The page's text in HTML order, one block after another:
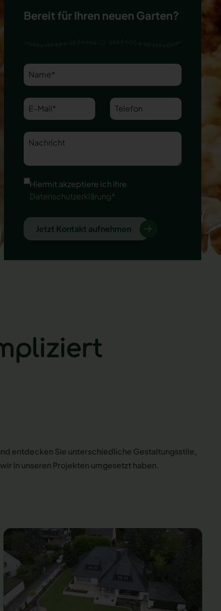
Bereit für Ihren neuen Garten?
Hiermit akzeptiere ich Ihre
Datenschutzerklärung*
Jetzt Kontakt aufnehmen
entdecken Sie unterschiedliche Gestaltungsstile,
in unseren Projekten umgesetzt haben.